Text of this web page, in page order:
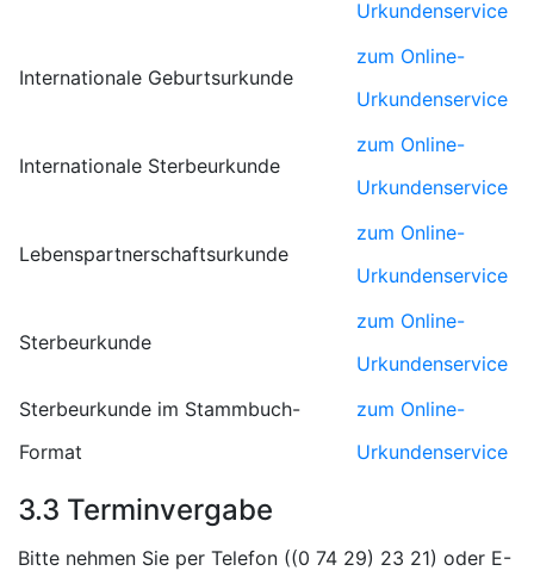
Urkundenservice
Internationale Geburtsurkunde
zum Online-
Urkundenservice
Internationale Sterbeurkunde
zum Online-
Urkundenservice
Lebenspartnerschaftsurkunde
zum Online-
Urkundenservice
Sterbeurkunde
zum Online-
Urkundenservice
Sterbeurkunde im Stammbuch-
Format
zum Online-
Urkundenservice
3.3 Terminvergabe
Bitte nehmen Sie per Telefon (
) oder E-